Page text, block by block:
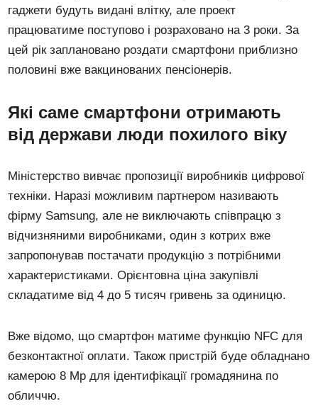
гаджети будуть видані влітку, але проект
працюватиме поступово і розраховано на 3 роки. За
цей рік заплановано роздати смартфони приблизно
половині вже вакцинованих пенсіонерів.
Які саме смартфони отримають
від держави люди похилого віку
Міністерство вивчає пропозиції виробників цифрової
техніки. Наразі можливим партнером називають
фірму Samsung, але не виключають співпрацю з
відчизняними виробниками, один з котрих вже
запропонував постачати продукцію з потрібними
характеристиками. Орієнтовна ціна закупівлі
складатиме від 4 до 5 тисяч гривень за одиницю.
Вже відомо, що смартфон матиме функцію NFC для
безконтактної оплати. Також пристрій буде обладнано
камерою 8 Мр для ідентифікації громадянина по
обличчю.